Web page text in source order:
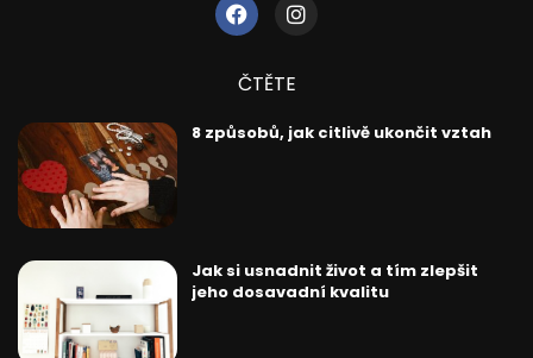
ČTĚTE
8 způsobů, jak citlivě ukončit vztah
Jak si usnadnit život a tím zlepšit
jeho dosavadní kvalitu